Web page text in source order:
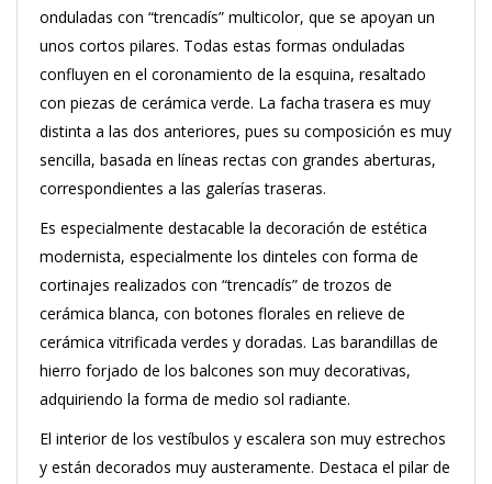
onduladas con “trencadís” multicolor, que se apoyan un
unos cortos pilares. Todas estas formas onduladas
confluyen en el coronamiento de la esquina, resaltado
con piezas de cerámica verde. La facha trasera es muy
distinta a las dos anteriores, pues su composición es muy
sencilla, basada en líneas rectas con grandes aberturas,
correspondientes a las galerías traseras.
Es especialmente destacable la decoración de estética
modernista, especialmente los dinteles con forma de
cortinajes realizados con “trencadís” de trozos de
cerámica blanca, con botones florales en relieve de
cerámica vitrificada verdes y doradas. Las barandillas de
hierro forjado de los balcones son muy decorativas,
adquiriendo la forma de medio sol radiante.
El interior de los vestíbulos y escalera son muy estrechos
y están decorados muy austeramente. Destaca el pilar de